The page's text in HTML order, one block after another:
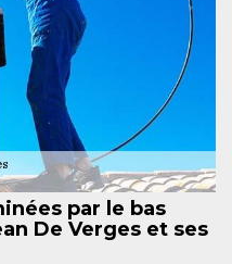
par le bas
De Verges et ses